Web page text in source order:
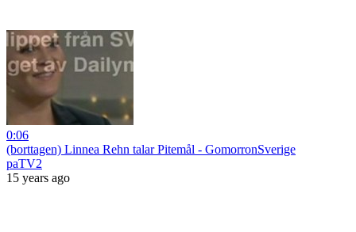
0:06
(borttagen) Linnea Rehn talar Pitemål - GomorronSverige
paTV2
15 years ago